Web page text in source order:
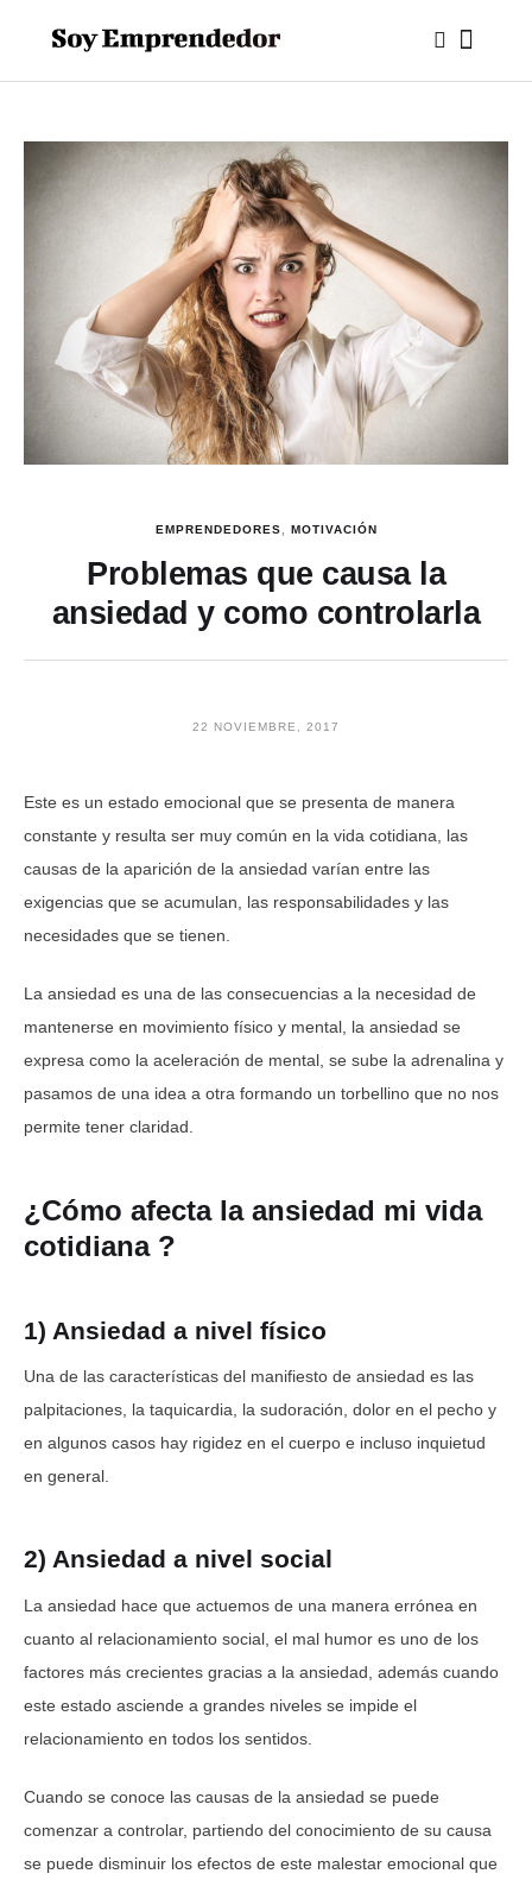
EMPRENDEDORES MOTIVACIÓN
Problemas que causa la
ansiedad y como controlarla
22 NOVIEMBRE, 2017
Este es un estado emocional que se presenta de manera
constante y resulta ser muy común en la vida cotidiana, las
causas de la aparición de la ansiedad varían entre las
exigencias que se acumulan, las responsabilidades y las
necesidades que se tienen.
La ansiedad es una de las consecuencias a la necesidad de
mantenerse en movimiento físico y mental, la ansiedad se
expresa como la aceleración de mental, se sube la adrenalina y
pasamos de una idea a otra formando un torbellino que no nos
permite tener claridad.
¿Cómo afecta la ansiedad mi vida
cotidiana ?
1) Ansiedad a nivel físico
Una de las características del manifiesto de ansiedad es las
palpitaciones, la taquicardia, la sudoración, dolor en el pecho y
en algunos casos hay rigidez en el cuerpo e incluso inquietud
en general.
2) Ansiedad a nivel social
La ansiedad hace que actuemos de una manera errónea en
cuanto al relacionamiento social, el mal humor es uno de los
factores más crecientes gracias a la ansiedad, además cuando
este estado asciende a grandes niveles se impide el
relacionamiento en todos los sentidos.
Cuando se conoce las causas de la ansiedad se puede
comenzar a controlar, partiendo del conocimiento de su causa
se puede disminuir los efectos de este malestar emocional que